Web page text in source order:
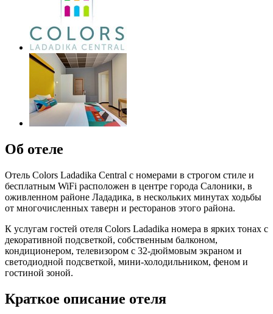
Об отеле
Отель Colors Ladadika Central с номерами в строгом стиле и
бесплатным WiFi расположен в центре города Салоники, в
оживленном районе Лададика, в нескольких минутах ходьбы
от многочисленных таверн и ресторанов этого района.
К услугам гостей отеля Colors Ladadika номера в ярких тонах с
декоративной подсветкой, собственным балконом,
кондиционером, телевизором с 32-дюймовым экраном и
светодиодной подсветкой, мини-холодильником, феном и
гостиной зоной.
Краткое описание отеля